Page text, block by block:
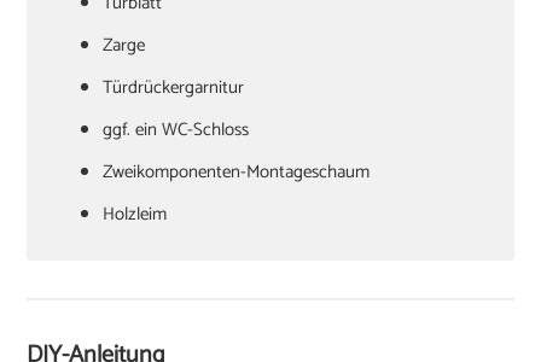
‏Zarge
Türdrückergarnitur
‏ggf. ein WC-Schloss
Zweikomponenten-Montageschaum
‏Holzleim